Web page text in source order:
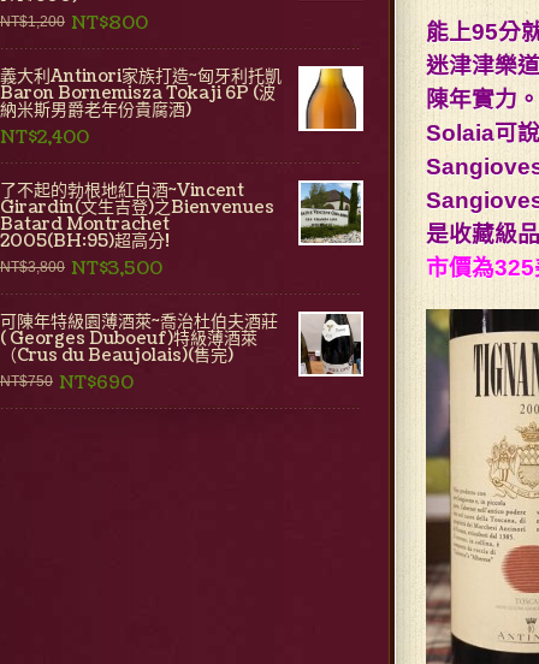
NT$1,200 NT$800
義大利Antinori家族打造~匈牙利托凱
Baron Bornemisza Tokaji 6P (波
納米斯男爵老年份貴腐酒)
NT$2,400
了不起的勃根地紅白酒~Vincent
Girardin(文生吉登)之Bienvenues
Batard Montrachet
2005(BH:95)超高分!
NT$3,800 NT$3,500
可陳年特級園薄酒萊~喬治杜伯夫酒莊
( Georges Duboeuf)特級薄酒萊
（Crus du Beaujolais)(售完)
NT$750 NT$690
能上95分
迷津津樂
陳年實力
Solaia可
是收藏級
市價為